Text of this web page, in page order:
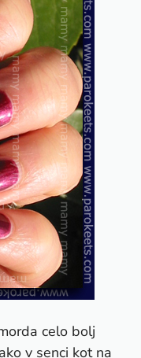
celo bolj
v senci kot na